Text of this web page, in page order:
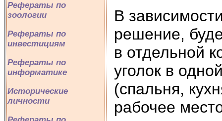
Рефераты по
зоологии
Рефераты по
инвестициям
Рефераты по
информатике
Исторические
личности
В
решение,
в отдельной
уголок в
(спальня,
рабочее